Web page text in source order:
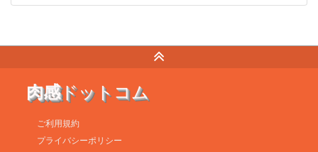
肉感ドットコム
ご利用規約
プライバシーポリシー